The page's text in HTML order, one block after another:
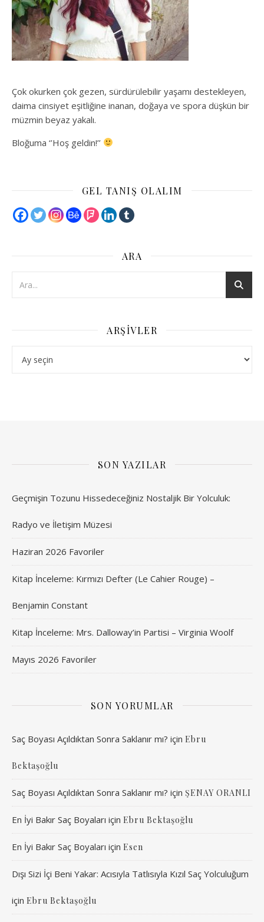
Çok okurken çok gezen, sürdürülebilir yaşamı destekleyen,
daima cinsiyet eşitliğine inanan, doğaya ve spora düşkün bir
müzmin beyaz yakalı.
Bloğuma ‘’Hoş geldin!’’
GEL TANIŞ OLALIM
ARA
ARŞIVLER
SON YAZILAR
Geçmişin Tozunu Hissedeceğiniz Nostaljik Bir Yolculuk:
Radyo ve İletişim Müzesi
Haziran 2026 Favoriler
Kitap İnceleme: Kırmızı Defter (Le Cahier Rouge) –
Benjamin Constant
Kitap İnceleme: Mrs. Dalloway’in Partisi – Virginia Woolf
Mayıs 2026 Favoriler
SON YORUMLAR
Saç Boyası Açıldıktan Sonra Saklanır mı? için Ebru
Bektaşoğlu
Saç Boyası Açıldıktan Sonra Saklanır mı? için ŞENAY ORANLI
En İyi Bakır Saç Boyaları için Ebru Bektaşoğlu
En İyi Bakır Saç Boyaları için Esen
Dışı Sizi İçi Beni Yakar: Acısıyla Tatlısıyla Kızıl Saç Yolculuğum
için Ebru Bektaşoğlu